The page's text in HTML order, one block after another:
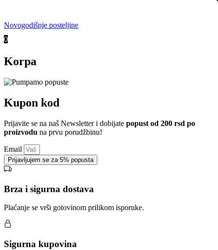
Novogodišnje posteljine
0
Korpa
Kupon kod
Prijavite se na naš Newsletter i dobijate popust od 200 rsd po
proizvodu na prvu porudžbinu!
Email
Prijavljujem se za 5% popusta
Brza i sigurna dostava
Plaćanje se vrši gotovinom prilikom isporuke.
Sigurna kupovina